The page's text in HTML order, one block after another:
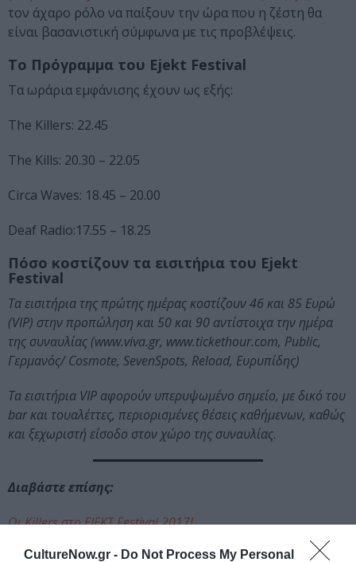
CultureNow.gr - Do Not Process My Personal
τον άχαρο ρόλο να παίξουν την ώρα που η ζέστη θα
είναι βασανιστική σύμφωνα με τις προβλέψεις.
Το Πρόγραμμα του Ejekt Festival
Τα ωράρια εμφάνισης έχουν ως εξής:
The Killers: 22.45
The Kills: 20.30 – 22.05
Circa Waves: 18.45 – 20.00
Deaf Radio:17.55 – 18.25
Πόσο κοστίζουν τα εισιτήρια του Ejekt
Festival
Τα εισιτήρια της πρώτης ημέρας κοστίζουν 46 και 85 Ευρώ
(VIP) στην προπώληση και 50 και 90 αντίστοιχα την ημέρα
της συναυλίας (www.viva.gr, www.tickethour.com, Public,
Γερμανός/ Cosmote, SevenSpots, Reload, Ευρυπίδης)
Τα εισιτήρια VIP αφορούν υπερυψωμένο σημείο, με δικό του
bar και τουαλέττες, περιορισμένες θέσεις καθήμενων, καθώς
και ξεχωριστή είσοδο στον χώρο της συναυλίας.
Διαβάστε επίσης:
Οι Killers στο EJEKT Festival 2017!
Killers: Τι να περιμένεις στη συναυλία τους στο Ejekt, με βάση